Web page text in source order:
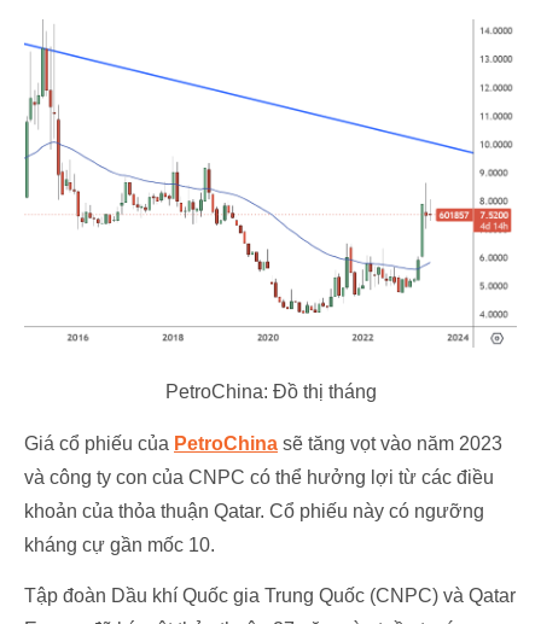
PetroChina: Đồ thị tháng
Giá cổ phiếu của PetroChina sẽ tăng vọt vào năm 2023
và công ty con của CNPC có thể hưởng lợi từ các điều
khoản của thỏa thuận Qatar. Cổ phiếu này có ngưỡng
kháng cự gần mốc 10.
Tập đoàn Dầu khí Quốc gia Trung Quốc (CNPC) và Qatar